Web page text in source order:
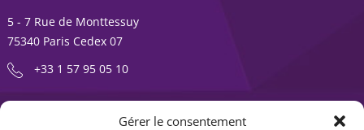
Gérer le consentement
5 - 7 Rue de Monttessuy
75340 Paris Cedex 07
+33 1 57 95 05 10
ENTREPRENDRE EST UNE AVENTURE